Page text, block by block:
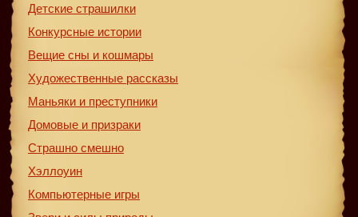
Детские страшилки
Конкурсные истории
Вещие сны и кошмары
Художественные рассказы
Маньяки и преступники
Домовые и призраки
Страшно смешно
Хэллоуин
Компьютерные игры